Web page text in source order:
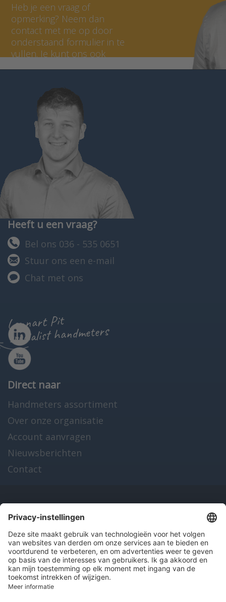
Heb je een vraag of
opmerking? Neem dan
contact met me op door
onderstaand formulier in te
vullen. Je kunt ons ook
Heeft u een vraag?
Bel ons 036 - 535 0651
Stuur ons een e-mail
Chat met ons
Lennart Pit
specialist handmeters
Direct naar
Handmeters assortiment
Over onze organisatie
Account aanvragen
Nieuwsberichten
Contact
Onze producten
en diensten
Over Hitma
Algemene voorwaarden Disclaimer
Colofon